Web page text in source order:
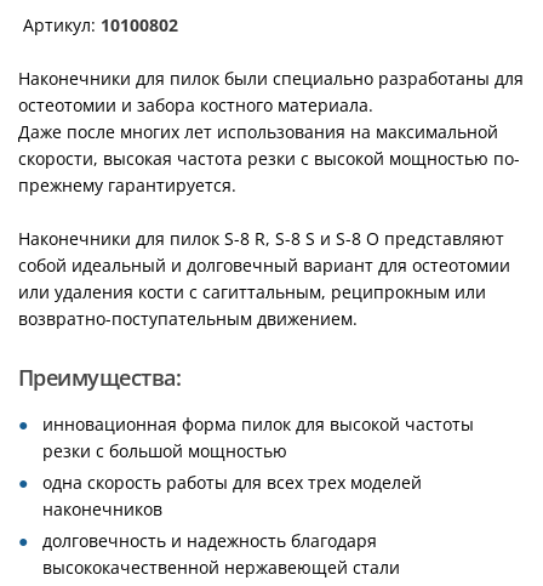
Артикул: 10100802
Наконечники для пилок были специально разработаны для
остеотомии и забора костного материала.
Даже после многих лет использования на максимальной
скорости, высокая частота резки с высокой мощностью по-
прежнему гарантируется.
Наконечники для пилок S-8 R, S-8 S и S-8 O представляют
собой идеальный и долговечный вариант для остеотомии
или удаления кости с сагиттальным, реципрокным или
возвратно-поступательным движением.
Преимущества:
инновационная форма пилок для высокой частоты
резки с большой мощностью
одна скорость работы для всех трех моделей
наконечников
долговечность и надежность благодаря
высококачественной нержавеющей стали